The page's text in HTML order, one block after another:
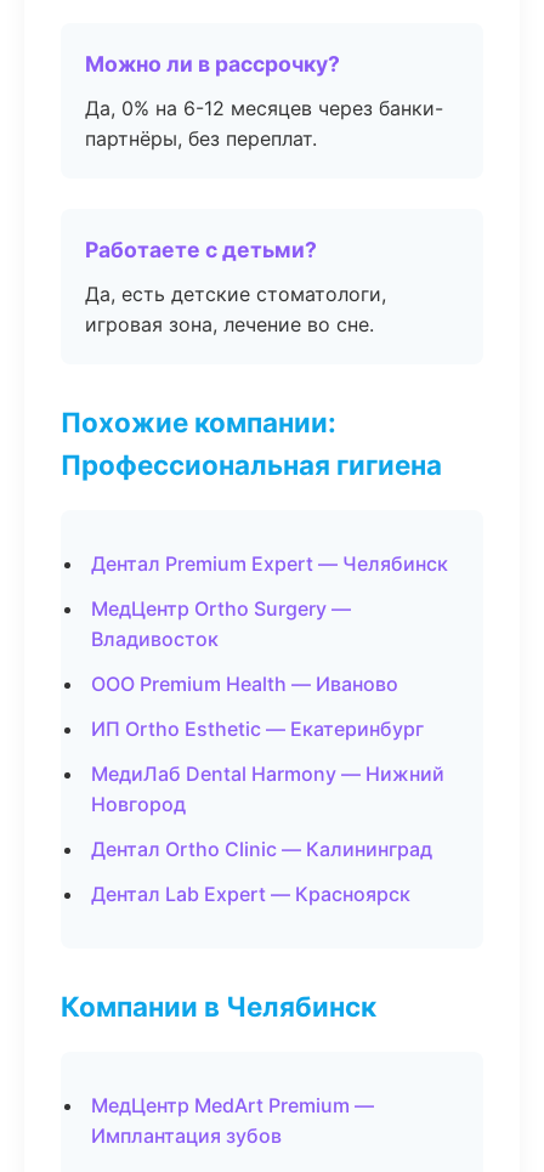
Можно ли в рассрочку?
Да, 0% на 6-12 месяцев через банки-
партнёры, без переплат.
Работаете с детьми?
Да, есть детские стоматологи,
игровая зона, лечение во сне.
Похожие компании:
Профессиональная гигиена
Дентал Premium Expert — Челябинск
МедЦентр Ortho Surgery —
Владивосток
ООО Premium Health — Иваново
ИП Ortho Esthetic — Екатеринбург
МедиЛаб Dental Harmony — Нижний
Новгород
Дентал Ortho Clinic — Калининград
Дентал Lab Expert — Красноярск
Компании в Челябинск
МедЦентр MedArt Premium —
Имплантация зубов